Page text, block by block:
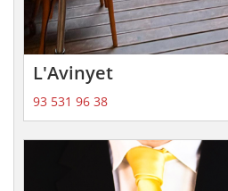
L'Avinyet
93 531 96 38